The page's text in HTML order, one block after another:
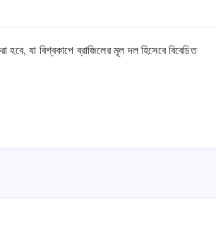
যা বিশ্বকাপে ব্রাজিলের মূল দল হিসেবে বিবেচিত